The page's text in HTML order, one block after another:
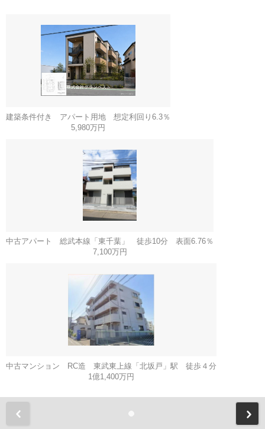
建築条件付き アパート用地 想定利回り6.3％
5,980万円
中古アパート 総武本線「東千葉」 徒歩10分 表面6.76％
7,100万円
中古マンション RC造 東武東上線「北坂戸」駅 徒歩４分
1億1,400万円